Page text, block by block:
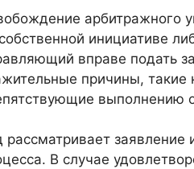
арбитражного
инициативе
вправе подать
причины, такие
выполнению
рассматривает
В случае